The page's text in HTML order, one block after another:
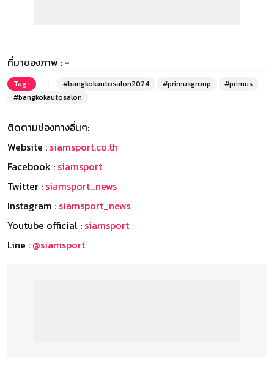
ที่มาของภาพ : -
Tag : #bangkokautosalon2024 #primusgroup
#primus
#bangkokautosalon
ติดตามช่องทางอื่นๆ:
Website : siamsport.co.th
Facebook : siamsport
Twitter : siamsport_news
Instagram : siamsport_news
Youtube official : siamsport
Line : @siamsport